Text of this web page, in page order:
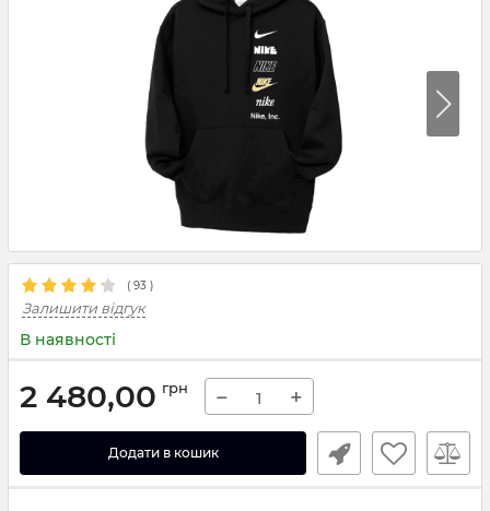
( 93 )
Залишити відгук
В наявності
2 480,00 грн − +
Додати в кошик